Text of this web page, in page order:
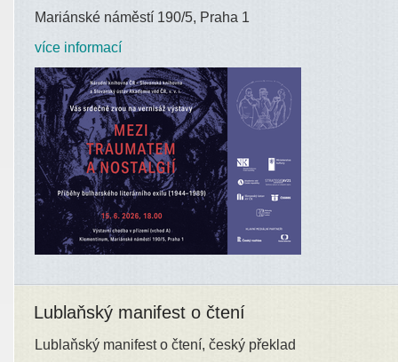
Mariánské náměstí 190/5, Praha 1
více informací
Lublaňský manifest o čtení
Lublaňský manifest o čtení, český překlad